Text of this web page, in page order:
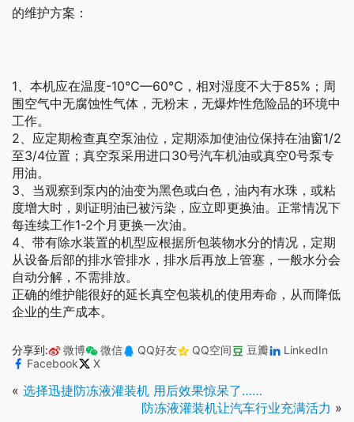
的维护方案：
1、本机应在温度-10℃—60℃，相对湿度不大于85%；周
围空气中无腐蚀性气体，无粉末，无爆炸性危险品的环境中
工作。
2、应定期检查真空泵油位，定期添加使油位保持在油窗1/2
至3/4位置；真空泵采用进口30号汽车机油或真空0号泵专
用油。
3、当观察到泵内的油变为黑色或白色，油内有水珠，或粘
度增大时，则证明油已被污染，应立即更换油。正常情况下
每连续工作1-2个月更换一次油。
4、带有除水装置的机型应根据所包装物水分的情况，定期
从设备后部的排水管排水，排水后再放上管塞，一般水分会
自动分解，不需排放。
正确的维护能很好的延长真空包装机的使用寿命，从而降低
企业的生产成本。
分享到: 微博 微信 QQ好友 QQ空间 豆瓣
LinkedIn
Facebook
X
« 选择迅捷防冻液灌装机 用后效果惊呆了……
防冻液灌装机让汽车行业充满活力 »